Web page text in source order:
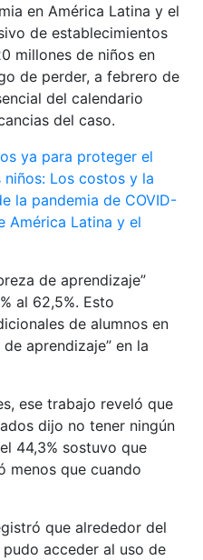
en América Latina y el
de establecimientos
millones de niños en
de perder, a febrero de
del calendario
del caso.
ya para proteger el
Los costos y la
la pandemia de COVID-
América Latina y el
de aprendizaje”
al 62,5%. Esto
de alumnos en
aprendizaje” en la
ese trabajo reveló que
dijo no tener ningún
44,3% sostuvo que
menos que cuando
que alrededor del
acceder al uso de